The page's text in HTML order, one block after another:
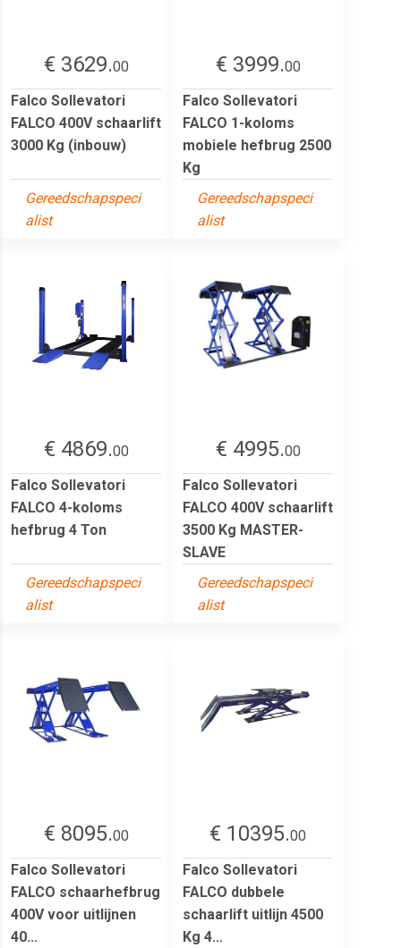
€ 3629.00
Falco Sollevatori
FALCO 400V schaarlift
3000 Kg (inbouw)
Gereedschapspeci
alist
€ 3999.00
Falco Sollevatori
FALCO 1-koloms
mobiele hefbrug 2500
Kg
Gereedschapspeci
alist
€ 4869.00
Falco Sollevatori
FALCO 4-koloms
hefbrug 4 Ton
Gereedschapspeci
alist
€ 4995.00
Falco Sollevatori
FALCO 400V schaarlift
3500 Kg MASTER-
SLAVE
Gereedschapspeci
alist
€ 8095.00
Falco Sollevatori
FALCO schaarhefbrug
400V voor uitlijnen
40...
€ 10395.00
Falco Sollevatori
FALCO dubbele
schaarlift uitlijn 4500
Kg 4...